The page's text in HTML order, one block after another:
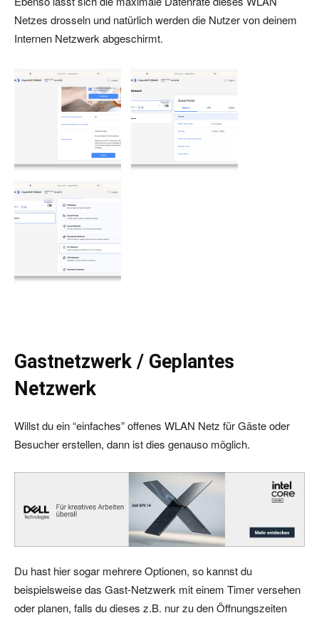
Netzes drosseln und natürlich werden die Nutzer von deinem
Internen Netzwerk abgeschirmt.
Gastnetzwerk / Geplantes
Netzwerk
Willst du ein “einfaches” offenes WLAN Netz für Gäste oder
Besucher erstellen, dann ist dies genauso möglich.
Du hast hier sogar mehrere Optionen, so kannst du
beispielsweise das Gast-Netzwerk mit einem Timer versehen
oder planen, falls du dieses z.B. nur zu den Öffnungszeiten